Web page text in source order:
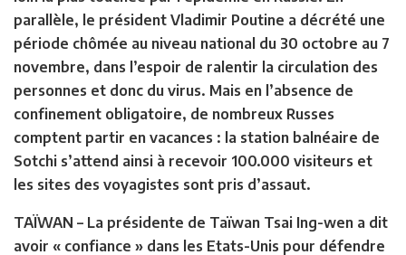
parallèle, le président Vladimir Poutine a décrété une
période chômée au niveau national du 30 octobre au 7
novembre, dans l’espoir de ralentir la circulation des
personnes et donc du virus. Mais en l’absence de
confinement obligatoire, de nombreux Russes
comptent partir en vacances : la station balnéaire de
Sotchi s’attend ainsi à recevoir 100.000 visiteurs et
les sites des voyagistes sont pris d’assaut.
TAÏWAN – La présidente de Taïwan Tsai Ing-wen a dit
avoir « confiance » dans les Etats-Unis pour défendre